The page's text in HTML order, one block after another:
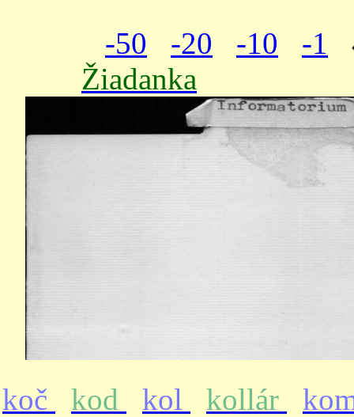
-50 -20 -10
-1
Žiadanka
koč kod kol kollár